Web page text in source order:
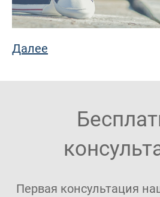
Далее
Первая консультация